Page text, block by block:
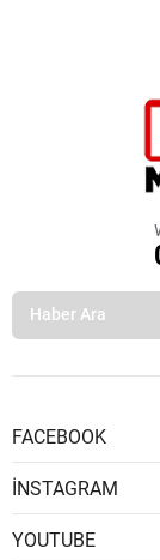
FACEBOOK
İNSTAGRAM
YOUTUBE